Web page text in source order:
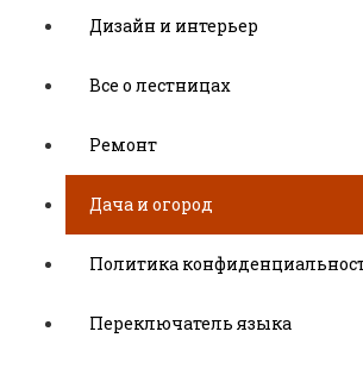
Дизайн и интерьер
Все о лестницах
Ремонт
Дача и огород
Политика
Переключатель языка